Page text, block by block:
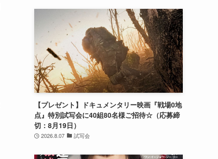
【プレゼント】ドキュメンタリー映画『戦場0地
点』特別試写会に40組80名様ご招待☆（応募締
切：8月19日）
2026.8.07 試写会